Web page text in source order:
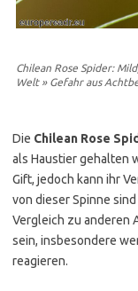
Chilean Rose Spider:
Welt » Gefahr aus
Die Chilean Rose
als Haustier gehalten
Gift, jedoch kann ihr
von dieser Spinne
Vergleich zu anderen
sein, insbesondere
reagieren.